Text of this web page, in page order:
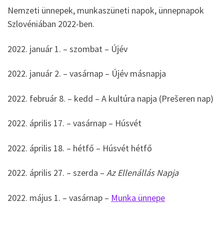
Nemzeti ünnepek, munkaszüneti napok, ünnepnapok
Szlovéniában 2022-ben.
2022. január 1. – szombat – Újév
2022. január 2. – vasárnap – Újév másnapja
2022. február 8. – kedd – A kultúra napja (Prešeren nap)
2022. április 17. – vasárnap – Húsvét
2022. április 18. – hétfő – Húsvét hétfő
2022. április 27. – szerda – Az Ellenállás Napja
2022. május 1. – vasárnap – Munka ünnepe